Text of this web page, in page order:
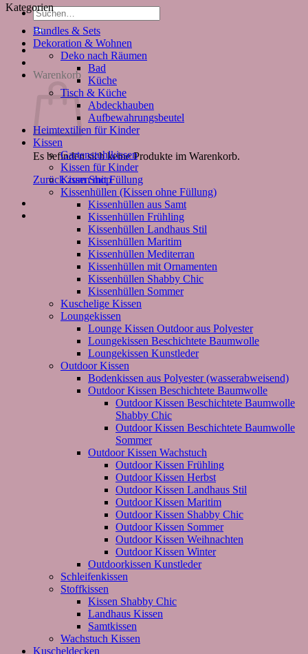
Suchen
nach:
Warenkorb
Es befinden sich keine Produkte im Warenkorb.
Zurück zum Shop
Kategorien
Bundles & Sets
Dekoration & Wohnen
Deko nach Räumen
Bad
Küche
Tisch & Küche
Abdeckhauben
Aufbewahrungsbeutel
Heimtextilien für Kinder
Kissen
Gartenstuhlkissen
Kissen für Kinder
Kissen mit Füllung
Kissenhüllen (Kissen ohne Füllung)
Kissenhüllen aus Samt
Kissenhüllen Frühling
Kissenhüllen Landhaus Stil
Kissenhüllen Maritim
Kissenhüllen Mediterran
Kissenhüllen mit Ornamenten
Kissenhüllen Shabby Chic
Kissenhüllen Sommer
Kuschelige Kissen
Loungekissen
Lounge Kissen Outdoor aus Polyester
Loungekissen Beschichtete Baumwolle
Loungekissen Kunstleder
Outdoor Kissen
Bodenkissen aus Polyester (wasserabweisend)
Outdoor Kissen Beschichtete Baumwolle
Outdoor Kissen Beschichtete Baumwolle
Shabby Chic
Outdoor Kissen Beschichtete Baumwolle
Sommer
Outdoor Kissen Wachstuch
Outdoor Kissen Frühling
Outdoor Kissen Herbst
Outdoor Kissen Landhaus Stil
Outdoor Kissen Maritim
Outdoor Kissen Shabby Chic
Outdoor Kissen Sommer
Outdoor Kissen Weihnachten
Outdoor Kissen Winter
Outdoorkissen Kunstleder
Schleifenkissen
Stoffkissen
Kissen Shabby Chic
Landhaus Kissen
Samtkissen
Wachstuch Kissen
Kuscheldecken